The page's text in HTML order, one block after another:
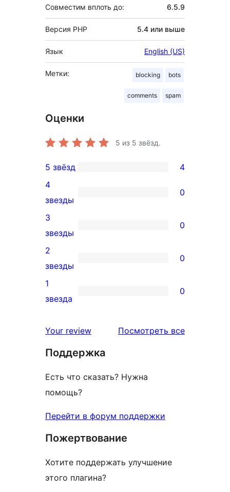
Совместим вплоть до: 6.5.9
Версия PHP 5.4 или выше
Язык English (US)
Метки: blocking bots
comments spam
Оценки
5 из 5 звёзд.
4
5-
звездный
отзыв
5 звёзд 4
0
4-
звездный
отзыв
4
звезды
0
0
3-
звездный
отзыв
3
звезды
0
0
2-
звездный
2
звезды
0
0
звездный
1
звезда
0
Your review Посмотреть всеотзывы
Поддержка
Есть что сказать? Нужна
помощь?
Перейти в форум поддержки
Пожертвование
Хотите поддержать улучшение
этого плагина?